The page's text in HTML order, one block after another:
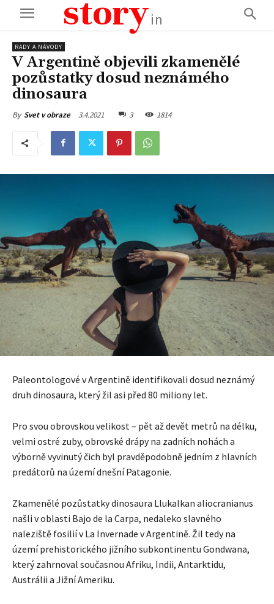
storyin
RADY A NÁVODY
V Argentině objevili zkamenělé
pozůstatky dosud neznámého
dinosaura
By Svet v obraze 3.4.2021 3 1814
Paleontologové v Argentině identifikovali dosud neznámý
druh dinosaura, který žil asi před 80 miliony let.
Pro svou obrovskou velikost – pět až devět metrů na délku,
velmi ostré zuby, obrovské drápy na zadních nohách a
výborně vyvinutý čich byl pravděpodobně jedním z hlavních
predátorů na území dnešní Patagonie.
Zkamenělé pozůstatky dinosaura Llukalkan aliocranianus
našli v oblasti Bajo de la Carpa, nedaleko slavného
naleziště fosilií v La Invernade v Argentině. Žil tedy na
území prehistorického jižního subkontinentu Gondwana,
který zahrnoval současnou Afriku, Indii, Antarktidu,
Austrálii a Jižní Ameriku.